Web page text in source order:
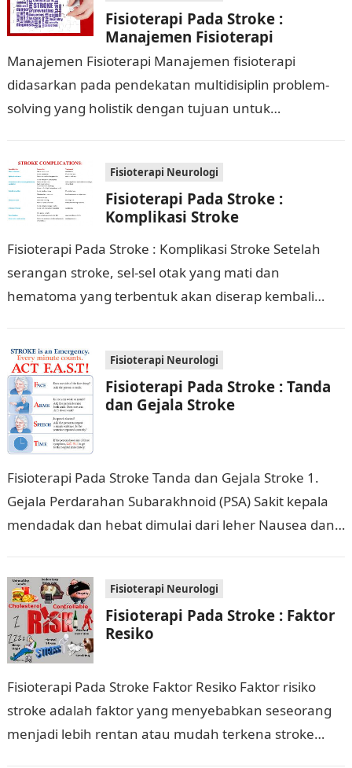
Fisioterapi Pada Stroke :
Manajemen Fisioterapi
Manajemen Fisioterapi Manajemen fisioterapi
didasarkan pada pendekatan multidisiplin problem-
solving yang holistik dengan tujuan untuk
kecacatan. Tabel berikut ini memberikan…
Fisioterapi Neurologi
Fisioterapi Pada Stroke :
Komplikasi Stroke
Fisioterapi Pada Stroke : Komplikasi Stroke Setelah
serangan stroke, sel-sel otak yang mati dan
hematoma yang terbentuk akan diserap kembali
Fisioterapi Neurologi
Fisioterapi Pada Stroke : Tanda
dan Gejala Stroke
Fisioterapi Pada Stroke Tanda dan Gejala Stroke 1.
Gejala Perdarahan Subarakhnoid (PSA) Sakit kepala
mendadak dan hebat dimulai dari leher Nausea dan
Fisioterapi Neurologi
Fisioterapi Pada Stroke : Faktor
Resiko
Fisioterapi Pada Stroke Faktor Resiko Faktor risiko
stroke adalah faktor yang menyebabkan seseorang
menjadi lebih rentan atau mudah terkena stroke